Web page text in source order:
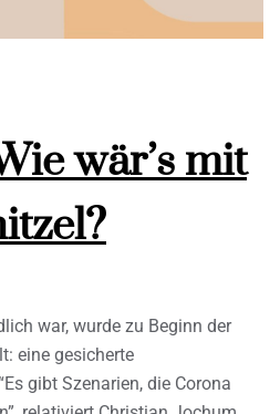
wär’s mit
war, wurde zu Beginn der
eine gesicherte
gibt Szenarien, die Corona